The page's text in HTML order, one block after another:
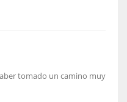
tomado un camino muy